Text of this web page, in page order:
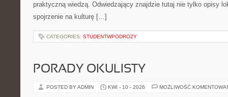
praktyczną wiedzą. Odwiedzający znajdzie tutaj nie tylko opisy
spojrzenie na kulturę […]
CATEGORIES: STUDENTWPODROZY
PORADY OKULISTY
POSTED BY ADMIN KWI - 10 - 2026 MOŻLIWOŚĆ